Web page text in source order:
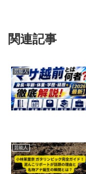
関連記事
芸能人
芸能人